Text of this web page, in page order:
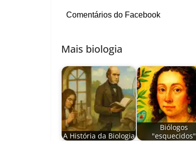
Comentários do Facebook
Mais biologia
A História da Biologia
Biólogos
"esquecidos"